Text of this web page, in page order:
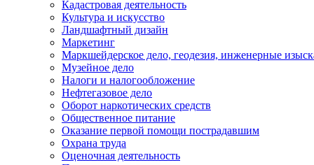
Кадастровая деятельность
Культура и искусство
Ландшафтный дизайн
Маркетинг
Маркшейдерское дело, геодезия, инженерные
Музейное дело
Налоги и налогообложение
Нефтегазовое дело
Оборот наркотических средств
Общественное питание
Оказание первой помощи пострадавшим
Охрана труда
Оценочная деятельность